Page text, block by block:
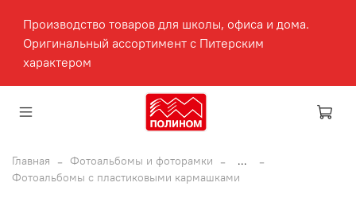
Производство товаров для школы, офиса и дома.
Оригинальный ассортимент с Питерским
характером
Главная Фотоальбомы и фоторамки
...
Фотоальбомы с пластиковыми кармашками